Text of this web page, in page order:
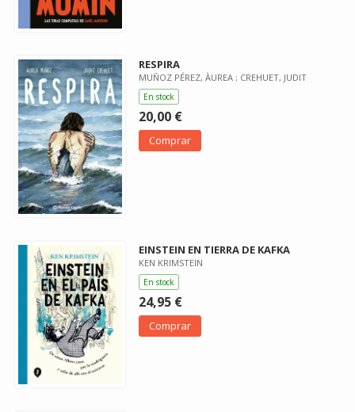
RESPIRA
MUÑOZ PÉREZ, ÀUREA ; CREHUET, JUDIT
En stock
20,00 €
Comprar
EINSTEIN EN TIERRA DE KAFKA
KEN KRIMSTEIN
En stock
24,95 €
Comprar